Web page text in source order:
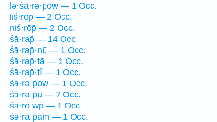
lə·śā·rə·p̄ōw — 1 Occ.
liś·rōp̄ — 2 Occ.
niś·rōp̄ — 2 Occ.
śā·rap̄ — 14 Occ.
śā·rap̄·nū — 1 Occ.
śā·rap̄·tā — 1 Occ.
śā·rap̄·tî — 1 Occ.
śā·rə·p̄ōw — 1 Occ.
śā·rə·p̄ū — 7 Occ.
śā·rō·wp̄ — 1 Occ.
śə·rā·p̄ām — 1 Occ.